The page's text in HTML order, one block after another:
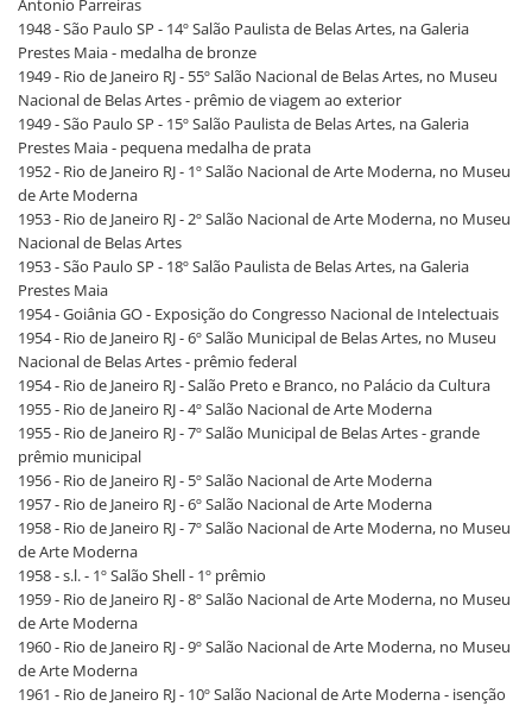
Antonio Parreiras
1948 - São Paulo SP - 14º Salão Paulista de Belas Artes, na Galeria
Prestes Maia - medalha de bronze
1949 - Rio de Janeiro RJ - 55º Salão Nacional de Belas Artes, no Museu
Nacional de Belas Artes - prêmio de viagem ao exterior
1949 - São Paulo SP - 15º Salão Paulista de Belas Artes, na Galeria
Prestes Maia - pequena medalha de prata
1952 - Rio de Janeiro RJ - 1º Salão Nacional de Arte Moderna, no Museu
de Arte Moderna
1953 - Rio de Janeiro RJ - 2º Salão Nacional de Arte Moderna, no Museu
Nacional de Belas Artes
1953 - São Paulo SP - 18º Salão Paulista de Belas Artes, na Galeria
Prestes Maia
1954 - Goiânia GO - Exposição do Congresso Nacional de Intelectuais
1954 - Rio de Janeiro RJ - 6º Salão Municipal de Belas Artes, no Museu
Nacional de Belas Artes - prêmio federal
1954 - Rio de Janeiro RJ - Salão Preto e Branco, no Palácio da Cultura
1955 - Rio de Janeiro RJ - 4º Salão Nacional de Arte Moderna
1955 - Rio de Janeiro RJ - 7º Salão Municipal de Belas Artes - grande
prêmio municipal
1956 - Rio de Janeiro RJ - 5º Salão Nacional de Arte Moderna
1957 - Rio de Janeiro RJ - 6º Salão Nacional de Arte Moderna
1958 - Rio de Janeiro RJ - 7º Salão Nacional de Arte Moderna, no Museu
de Arte Moderna
1958 - s.l. - 1º Salão Shell - 1º prêmio
1959 - Rio de Janeiro RJ - 8º Salão Nacional de Arte Moderna, no Museu
de Arte Moderna
1960 - Rio de Janeiro RJ - 9º Salão Nacional de Arte Moderna, no Museu
de Arte Moderna
1961 - Rio de Janeiro RJ - 10º Salão Nacional de Arte Moderna - isenção